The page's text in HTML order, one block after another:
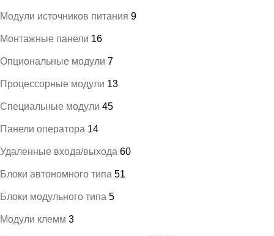
Модули источников питания 9
Монтажные панели 16
Опциональные модули 7
Процессорные модули 13
Специальные модули 45
Панели оператора 14
Удаленные входа/выхода 60
Блоки автономного типа 51
Блоки модульного типа 5
Модули клемм 3